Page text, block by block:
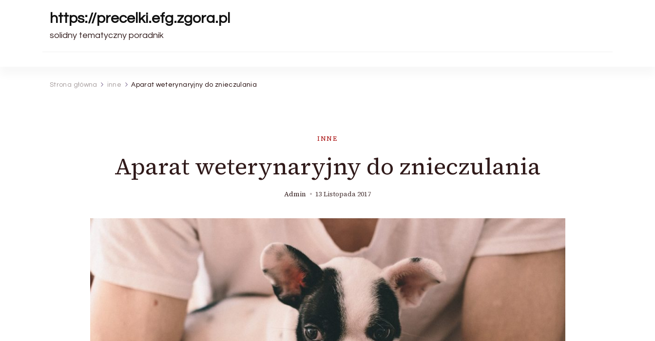
https://precelki.efg.zgora.pl
solidny tematyczny poradnik
Strona główna inne Aparat weterynaryjny do znieczulania
INNE
Aparat weterynaryjny do znieczulania
Admin 13 Listopada 2017